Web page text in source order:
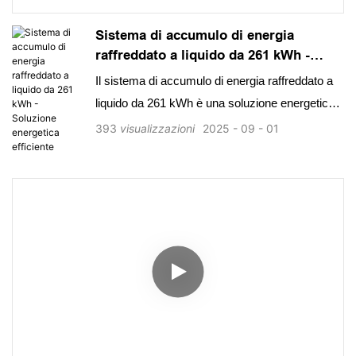
Sistema di accumulo di energia
raffreddato a liquido da 261 kWh -
Soluzione energetica efficiente
Il sistema di accumulo di energia raffreddato a
liquido da 261 kWh è una soluzione energetica
efficiente con un design altamente
alta tensione, capacità di ricarica rapida e
controllo intelligente della potenza per transizioni
2025 09 01
393 visualizzazioni